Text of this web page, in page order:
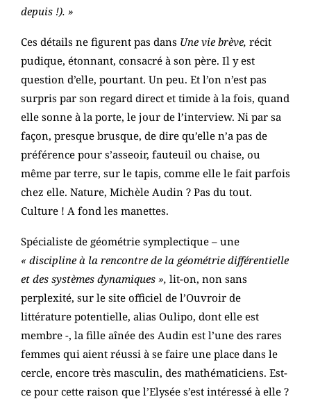
depuis !). »
Ces détails ne figurent pas dans Une vie brève, récit
pudique, étonnant, consacré à son père. Il y est
question d’elle, pourtant. Un peu. Et l’on n’est pas
surpris par son regard direct et timide à la fois, quand
elle sonne à la porte, le jour de l’interview. Ni par sa
façon, presque brusque, de dire qu’elle n’a pas de
préférence pour s’asseoir, fauteuil ou chaise, ou
même par terre, sur le tapis, comme elle le fait parfois
chez elle. Nature, Michèle Audin ? Pas du tout.
Culture ! A fond les manettes.
Spécialiste de géométrie symplectique – une
« discipline à la rencontre de la géométrie différentielle
et des systèmes dynamiques », lit-on, non sans
perplexité, sur le site officiel de l’Ouvroir de
littérature potentielle, alias Oulipo, dont elle est
membre -, la fille aînée des Audin est l’une des rares
femmes qui aient réussi à se faire une place dans le
cercle, encore très masculin, des mathématiciens. Est-
ce pour cette raison que l’Elysée s’est intéressé à elle ?